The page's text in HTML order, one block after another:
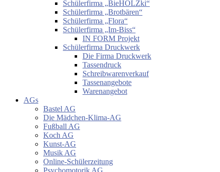
Schülerfirma „BieHOLZki“
Schülerfirma „Brotbären“
Schülerfirma „Flora“
Schülerfirma „Im-Biss“
IN FORM Projekt
Schülerfirma Druckwerk
Die Firma Druckwerk
Tassendruck
Schreibwarenverkauf
Tassenangebote
Warenangebot
AGs
Bastel AG
Die Mädchen-Klima-AG
Fußball AG
Koch AG
Kunst-AG
Musik AG
Online-Schülerzeitung
Psychomotorik AG